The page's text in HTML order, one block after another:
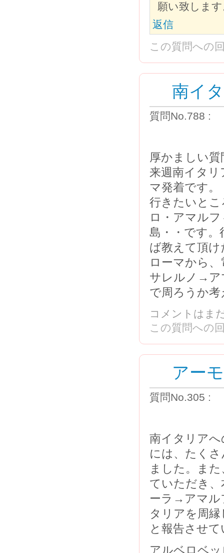
願い致しま
返信
この質問への
南イ
質問No.788 :
厚かましい
来週南イタ
マ発着です。
行きたいと
ロ・アマル
島・・です
ば教えて頂
ローマから
サレルノ→ア
で周ろうか
コメントはま
この質問への
アー
質問No.305 :
南イタリア
には、たく
ました。ま
ていただき
ーラ→アマル
タリアを周
と報告させ
アルベロベ